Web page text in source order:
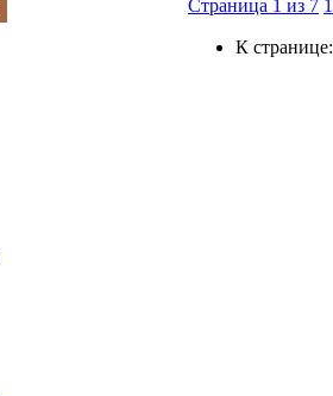
Страница 1 из 7 1
К странице: